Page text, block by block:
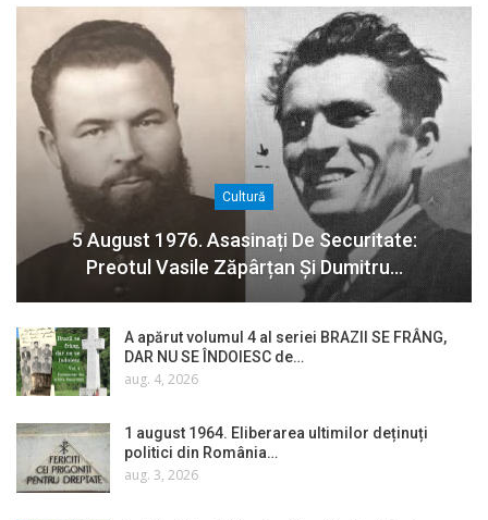
Cultură
5 August 1976. Asasinați De Securitate:
Preotul Vasile Zăpârțan Și Dumitru…
A apărut volumul 4 al seriei BRAZII SE FRÂNG,
DAR NU SE ÎNDOIESC de…
aug. 4, 2026
1 august 1964. Eliberarea ultimilor deținuți
politici din România…
aug. 3, 2026